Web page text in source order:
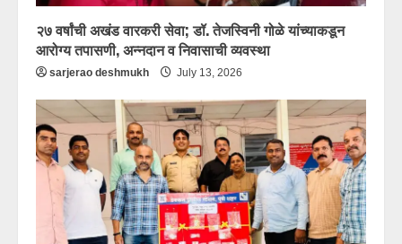
२७ वर्षांची अखंड वारकरी सेवा; डॉ. तेजस्विनी गोळे यांच्याकडून
आरोग्य तपासणी, अन्नदान व निवासाची व्यवस्था
sarjerao deshmukh July 13, 2026